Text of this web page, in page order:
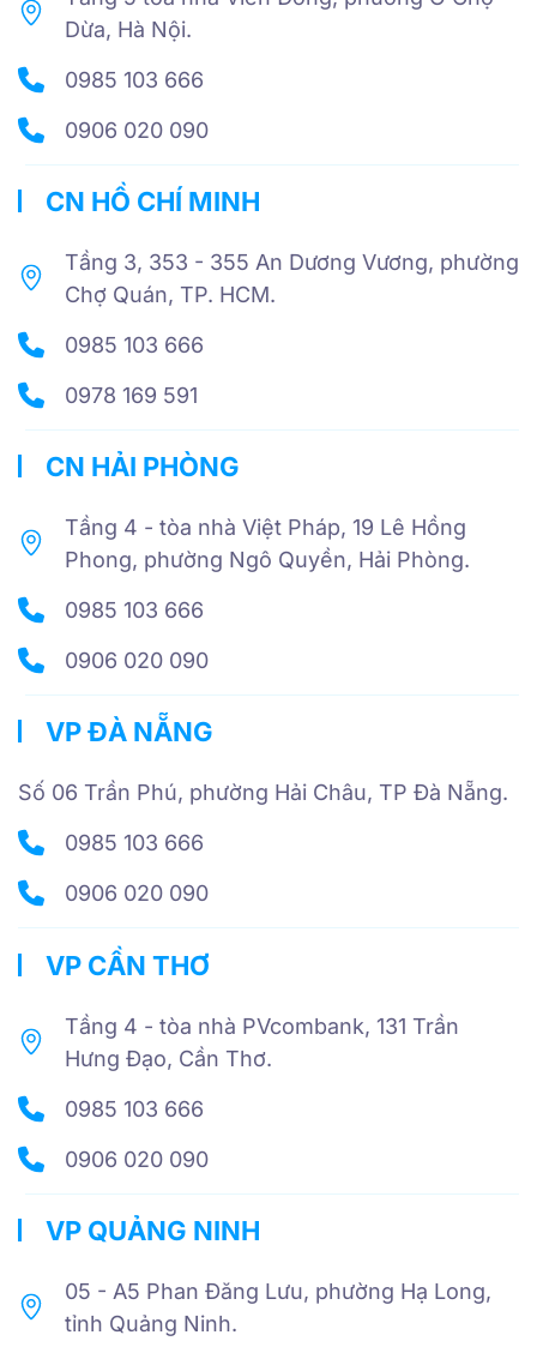
Dừa, Hà Nội.
0985 103 666
0906 020 090
CN HỒ CHÍ MINH
Tầng 3, 353 - 355 An Dương Vương, phường
Chợ Quán, TP. HCM.
0985 103 666
0978 169 591
CN HẢI PHÒNG
Tầng 4 - tòa nhà Việt Pháp, 19 Lê Hồng
Phong, phường Ngô Quyền, Hải Phòng.
0985 103 666
0906 020 090
VP ĐÀ NẴNG
Số 06 Trần Phú, phường Hải Châu, TP Đà Nẵng.
0985 103 666
0906 020 090
VP CẦN THƠ
Tầng 4 - tòa nhà PVcombank, 131 Trần
Hưng Đạo, Cần Thơ.
0985 103 666
0906 020 090
VP QUẢNG NINH
05 - A5 Phan Đăng Lưu, phường Hạ Long,
tỉnh Quảng Ninh.